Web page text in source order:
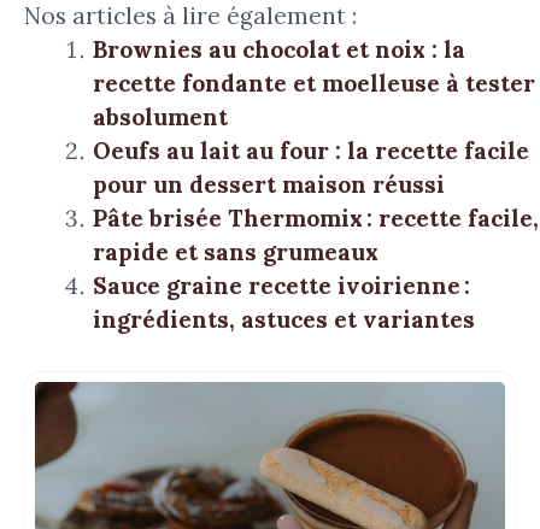
Nos articles à lire également :
Brownies au chocolat et noix : la
recette fondante et moelleuse à tester
absolument
Oeufs au lait au four : la recette facile
pour un dessert maison réussi
Pâte brisée Thermomix : recette facile,
rapide et sans grumeaux
Sauce graine recette ivoirienne :
ingrédients, astuces et variantes